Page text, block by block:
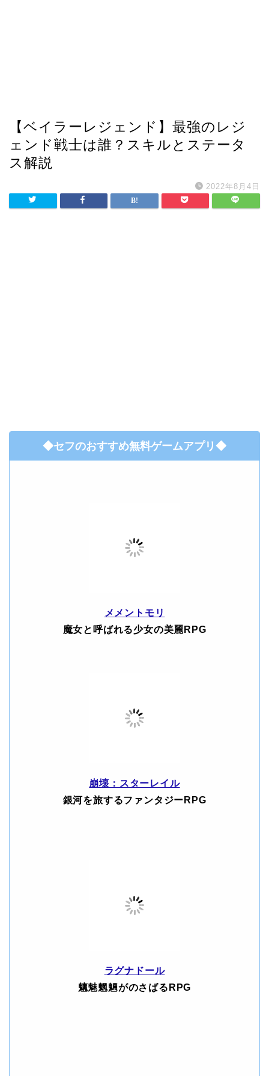
【ベイラーレジェンド】最強のレジ
ェンド戦士は誰？スキルとステータ
ス解説
2022年8月4日
◆セフのおすすめ無料ゲームアプリ◆
メメントモリ
魔女と呼ばれる少女の美麗RPG
崩壊：スターレイル
銀河を旅するファンタジーRPG
ラグナドール
魑魅魍魎がのさばるRPG